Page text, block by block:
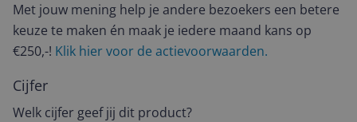
Met jouw mening help je andere bezoekers een betere
keuze te maken én maak je iedere maand kans op
€250,-! Klik hier voor de actievoorwaarden.
Cijfer
Welk cijfer geef jij dit product?